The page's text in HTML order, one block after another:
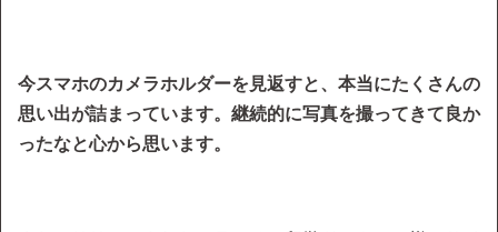
今スマホのカメラホルダーを見返すと、本当にたくさんの
思い出が詰まっています。継続的に写真を撮ってきて良か
ったなと心から思います。